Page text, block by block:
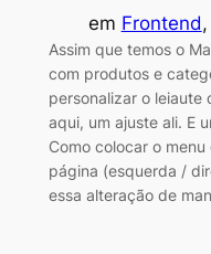
em Frontend,
Assim que temos o
com produtos e
personalizar o leiaute
aqui, um ajuste ali. E
Como colocar o
página (esquerda /
essa alteração de